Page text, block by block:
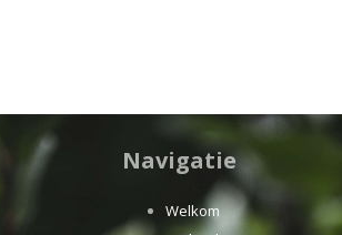
Navigatie
Welkom